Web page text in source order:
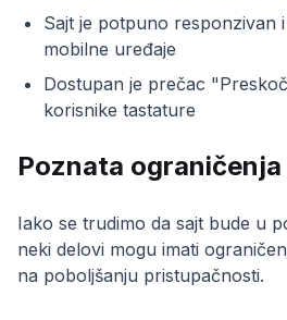
Sajt je potpuno responzivan
mobilne uređaje
Dostupan je prečac
korisnike tastature
Poznata ograničenja
Iako se trudimo da sajt bude u
neki delovi mogu imati
na poboljšanju pristupačnosti.